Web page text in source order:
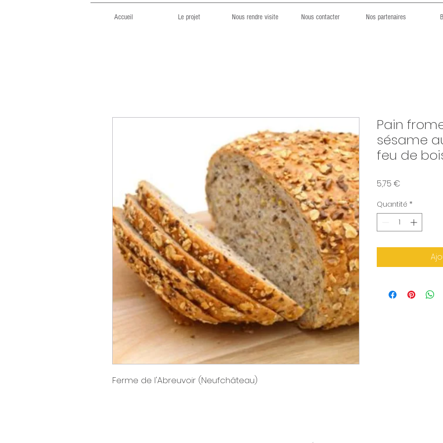
Accueil Le projet Nous rendre visite Nous contacter Nos partenaires
Ferme de l'Abreuvoir (Neufchâteau)
Pain
sésame
feu de
5,75 €
Quantité *